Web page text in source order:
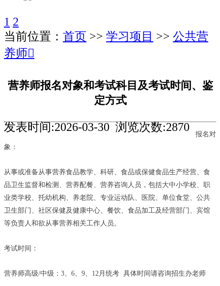
1 2
当前位置： 首页 >> 学习项目 >> 公共营
养师󰊒
营养师报名对象和考试科目及考试时间、鉴
定方式
发表时间:2026-03-30 浏览次数:2870
报名对
象：
从事或准备从事营养食品教学、科研、食品或保健食品生产经营、食
品卫生监督和检测、营养配餐、营养咨询人员，包括大中小学校、职
业类学校、托幼机构、养老院、专业运动队、医院、单位食堂、公共
卫生部门、社区保健及健康中心、餐饮、食品加工及经营部门、宾馆
等负责人和欲从事营养相关工作人员。
考试时间：
营养师高级/中级：3、6、9、12月统考 具体时间请咨询招生办老师